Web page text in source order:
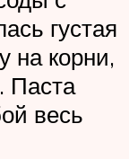
густая
на корни,
Паста
весь